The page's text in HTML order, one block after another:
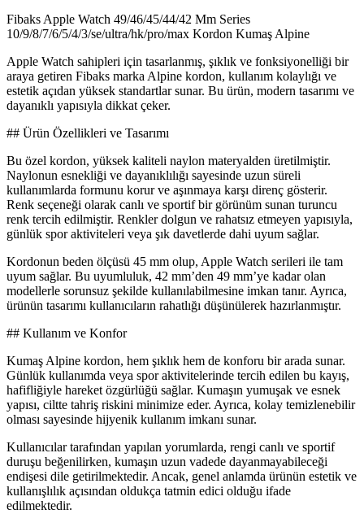
Fibaks Apple Watch 49/46/45/44/42 Mm Series
10/9/8/7/6/5/4/3/se/ultra/hk/pro/max Kordon Kumaş Alpine
Apple Watch sahipleri için tasarlanmış, şıklık ve fonksiyonelliği bir
araya getiren Fibaks marka Alpine kordon, kullanım kolaylığı ve
estetik açıdan yüksek standartlar sunar. Bu ürün, modern tasarımı ve
dayanıklı yapısıyla dikkat çeker.
## Ürün Özellikleri ve Tasarımı
Bu özel kordon, yüksek kaliteli naylon materyalden üretilmiştir.
Naylonun esnekliği ve dayanıklılığı sayesinde uzun süreli
kullanımlarda formunu korur ve aşınmaya karşı direnç gösterir.
Renk seçeneği olarak canlı ve sportif bir görünüm sunan turuncu
renk tercih edilmiştir. Renkler dolgun ve rahatsız etmeyen yapısıyla,
günlük spor aktiviteleri veya şık davetlerde dahi uyum sağlar.
Kordonun beden ölçüsü 45 mm olup, Apple Watch serileri ile tam
uyum sağlar. Bu uyumluluk, 42 mm’den 49 mm’ye kadar olan
modellerle sorunsuz şekilde kullanılabilmesine imkan tanır. Ayrıca,
ürünün tasarımı kullanıcıların rahatlığı düşünülerek hazırlanmıştır.
## Kullanım ve Konfor
Kumaş Alpine kordon, hem şıklık hem de konforu bir arada sunar.
Günlük kullanımda veya spor aktivitelerinde tercih edilen bu kayış,
hafifliğiyle hareket özgürlüğü sağlar. Kumaşın yumuşak ve esnek
yapısı, ciltte tahriş riskini minimize eder. Ayrıca, kolay temizlenebilir
olması sayesinde hijyenik kullanım imkanı sunar.
Kullanıcılar tarafından yapılan yorumlarda, rengi canlı ve sportif
duruşu beğenilirken, kumaşın uzun vadede dayanmayabileceği
endişesi dile getirilmektedir. Ancak, genel anlamda ürünün estetik ve
kullanışlılık açısından oldukça tatmin edici olduğu ifade
edilmektedir.